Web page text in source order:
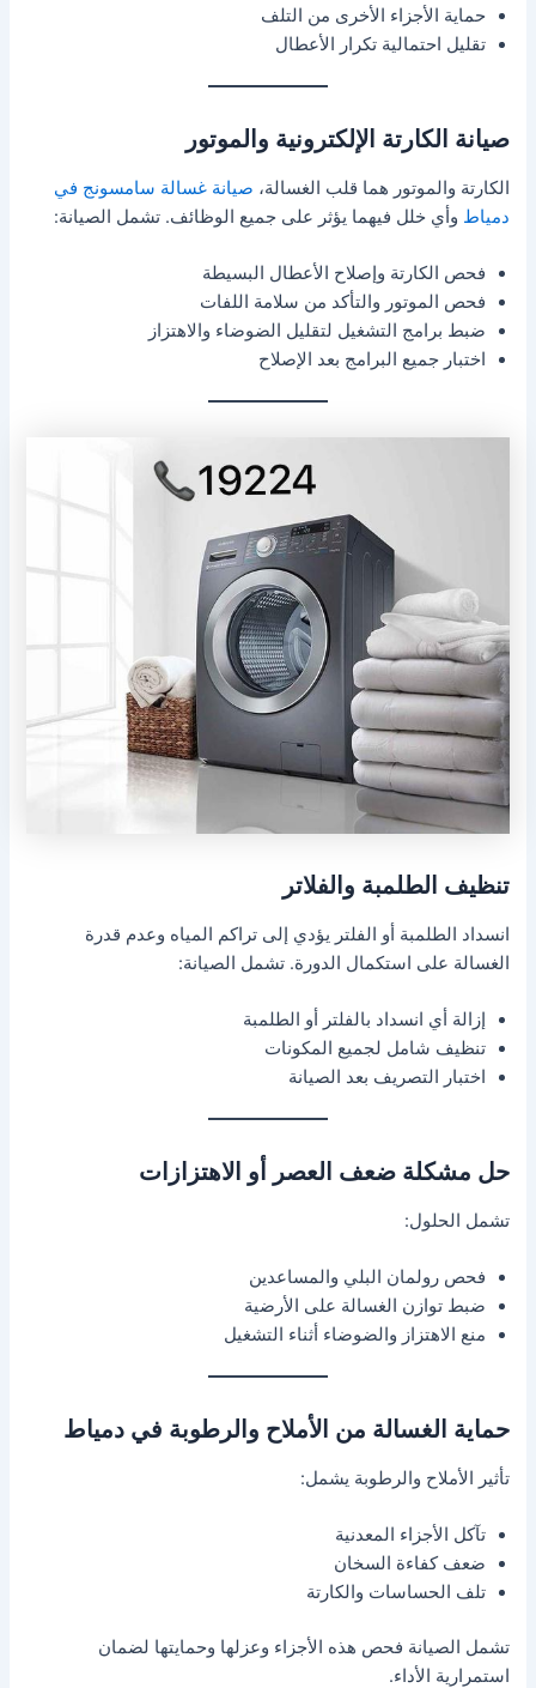
حماية الأجزاء الأخرى من التلف
تقليل احتمالية تكرار الأعطال
صيانة الكارتة الإلكترونية والموتور
الكارتة والموتور هما قلب الغسالة، صيانة غسالة سامسونج في
دمياط وأي خلل فيهما يؤثر على جميع الوظائف. تشمل الصيانة:
فحص الكارتة وإصلاح الأعطال البسيطة
فحص الموتور والتأكد من سلامة اللفات
ضبط برامج التشغيل لتقليل الضوضاء والاهتزاز
اختبار جميع البرامج بعد الإصلاح
تنظيف الطلمبة والفلاتر
انسداد الطلمبة أو الفلتر يؤدي إلى تراكم المياه وعدم قدرة
الغسالة على استكمال الدورة. تشمل الصيانة:
إزالة أي انسداد بالفلتر أو الطلمبة
تنظيف شامل لجميع المكونات
اختبار التصريف بعد الصيانة
حل مشكلة ضعف العصر أو الاهتزازات
تشمل الحلول:
فحص رولمان البلي والمساعدين
ضبط توازن الغسالة على الأرضية
منع الاهتزاز والضوضاء أثناء التشغيل
حماية الغسالة من الأملاح والرطوبة في دمياط
تأثير الأملاح والرطوبة يشمل:
تآكل الأجزاء المعدنية
ضعف كفاءة السخان
تلف الحساسات والكارتة
تشمل الصيانة فحص هذه الأجزاء وعزلها وحمايتها لضمان
استمرارية الأداء.